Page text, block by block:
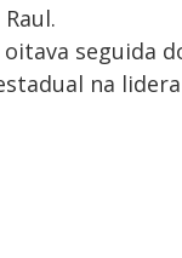
seguida
na